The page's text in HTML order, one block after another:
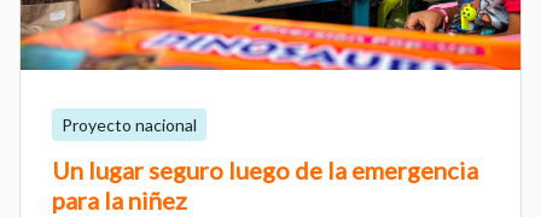
Proyecto nacional
Un lugar seguro luego de la emergencia
para la niñez